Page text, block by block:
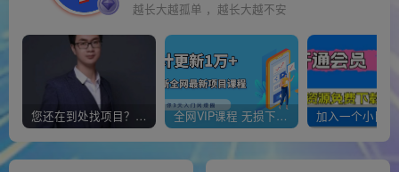
越长大越孤单 ，越长大越不安
您还在到处找项目？还在当韭菜？我靠经营“一个小目标网创商城”年入百W+，曾经我也负债累累! 全网VIP课程 无损下载~